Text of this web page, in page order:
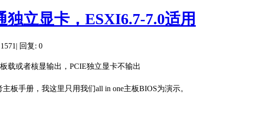
立显卡，ESXI6.7-7.0适用
| 回复: 0
载或者核显输出，PCIE独立显卡不输出
板手册，我这里只用我们all in one主板BIOS为演示。